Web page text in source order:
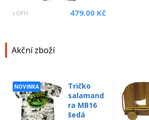
Akční zboží
NOVINKA
Tričko
salamand
ra MB16
šedá
s DPH 479.00 Kč